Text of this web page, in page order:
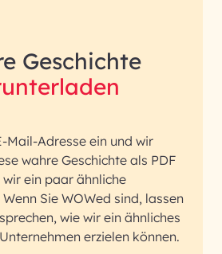
Geschichte
Mail-Adresse ein und wir
wahre Geschichte als PDF
ein paar ähnliche
Sie WOWed sind, lassen
wie wir ein ähnliches
erzielen können.